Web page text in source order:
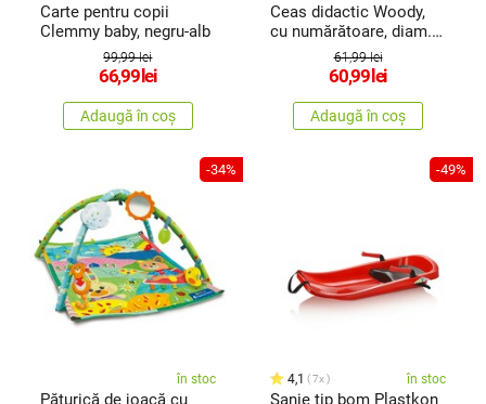
Carte pentru copii
Clemmy baby, negru-alb
99,99 lei
66,99 lei
Adaugă în coș
Ceas didactic Woody,
cu numărătoare, diam.
61,99 lei
60,99 lei
Adaugă în coș
-34%
în stoc
Păturică de joacă cu
-49%
4,1 7x în stoc
Sanie tip bom Plastkon